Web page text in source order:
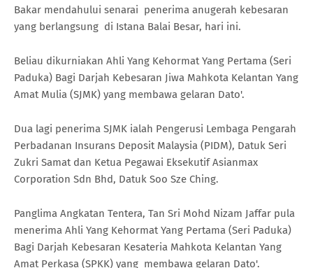
Bakar mendahului senarai penerima anugerah kebesaran
yang berlangsung di Istana Balai Besar, hari ini.
Beliau dikurniakan Ahli Yang Kehormat Yang Pertama (Seri
Paduka) Bagi Darjah Kebesaran Jiwa Mahkota Kelantan Yang
Amat Mulia (SJMK) yang membawa gelaran Dato'.
Dua lagi penerima SJMK ialah Pengerusi Lembaga Pengarah
Perbadanan Insurans Deposit Malaysia (PIDM), Datuk Seri
Zukri Samat dan Ketua Pegawai Eksekutif Asianmax
Corporation Sdn Bhd, Datuk Soo Sze Ching.
Panglima Angkatan Tentera, Tan Sri Mohd Nizam Jaffar pula
menerima Ahli Yang Kehormat Yang Pertama (Seri Paduka)
Bagi Darjah Kebesaran Kesateria Mahkota Kelantan Yang
Amat Perkasa (SPKK) yang membawa gelaran Dato'.